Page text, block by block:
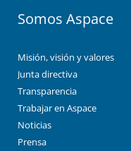
Somos Aspace
Misión, visión y valores
Junta directiva
Transparencia
Trabajar en Aspace
Noticias
Prensa